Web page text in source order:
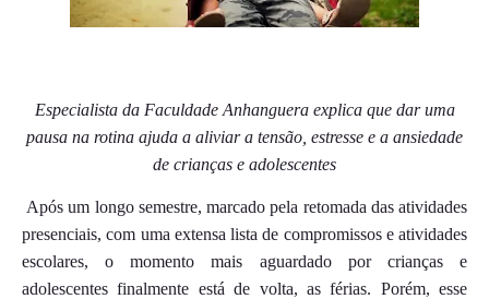
Especialista da Faculdade Anhanguera explica que dar uma
pausa na rotina ajuda a aliviar a tensão, estresse e a ansiedade
de crianças e adolescentes
Após um longo semestre, marcado pela retomada das atividades
presenciais, com uma extensa lista de compromissos e atividades
escolares, o momento mais aguardado por crianças e
adolescentes finalmente está de volta, as férias. Porém, esse